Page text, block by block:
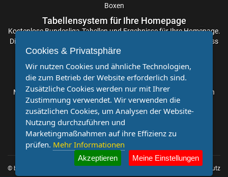
Süper
Lig
Internat.
Boxen
Tabellensystem für Ihre Homepage
KostenloseBundesliga-Tabellenund Ergebnisse für Ihre Homepage.
Die Aktualisierung der Ergebnisse erfolgt alle paar Minuten, sodass
Sie stets auf dem Laufenden sind. Einfache und schnelle
Partnervereine
Möchten Sie, dass auch Ihr Verein mehr Beachtung findet? Dann
sind Sie bei uns genau richtig. Wir suchen Ihren Verein für eine
kostenlose Kooperation. Veröffentlichen Sie Ihre Spielberichte,
Sportnachrichten und Aufrufe bei uns!
© by Impressum|Datenschutz
Cookies & Privatsphäre
Wir nutzen Cookies und ähnliche Technologien,
die zum Betrieb der Website erforderlich sind.
Zusätzliche Cookies werden nur mit Ihrer
Zustimmung verwendet. Wir verwenden die
zusätzlichen Cookies, um Analysen der Website-
Nutzung durchzuführen und
Marketingmaßnahmen auf ihre Effizienz zu
prüfen. Mehr Informationen
Akzeptieren Meine Einstellungen